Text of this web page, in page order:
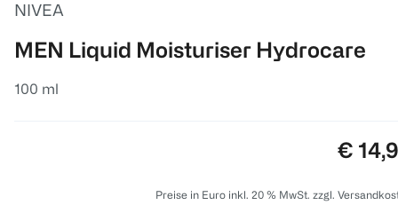
NIVEA
MEN Liquid Moisturiser Hydrocare
100 ml
Preis:
€
Preise in Euro inkl. 20 % MwSt. zzgl.